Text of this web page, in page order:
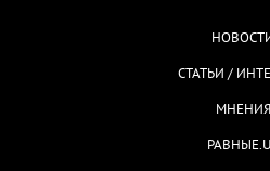
СТАТЬИ /
МНЕНИЯ